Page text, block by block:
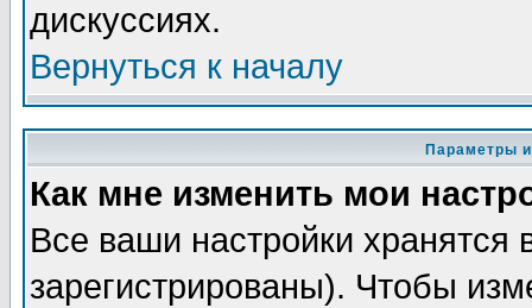
дискуссиях.
Вернуться к началу
Параметры
Как мне изменить мои
Все ваши настройки
зарегистрированы). Чтобы